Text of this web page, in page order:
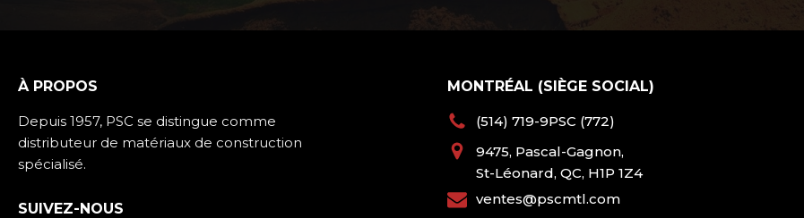
À PROPOS
Depuis 1957, PSC se distingue comme
distributeur de matériaux de construction
spécialisé.
SUIVEZ-NOUS
MONTRÉAL (SIÈGE SOCIAL)
(514) 719-9PSC (772)
9475, Pascal-Gagnon,
St-Léonard, QC, H1P 1Z4
ventes@pscmtl.com